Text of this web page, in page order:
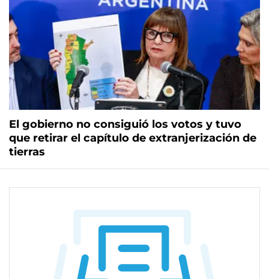
El gobierno no consiguió los votos y tuvo
que retirar el capítulo de extranjerización de
tierras